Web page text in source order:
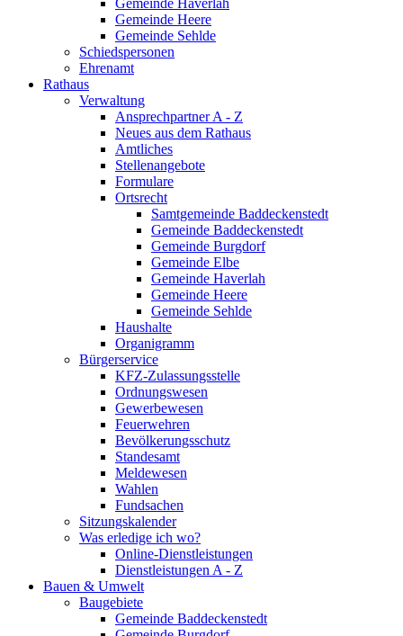
Gemeinde Heere
Gemeinde Sehlde
Schiedspersonen
Ehrenamt
Rathaus
Verwaltung
Ansprechpartner A - Z
Neues aus dem Rathaus
Amtliches
Stellenangebote
Formulare
Ortsrecht
Samtgemeinde Baddeckenstedt
Gemeinde Baddeckenstedt
Gemeinde Burgdorf
Gemeinde Elbe
Gemeinde Haverlah
Gemeinde Heere
Gemeinde Sehlde
Haushalte
Organigramm
Bürgerservice
KFZ-Zulassungsstelle
Ordnungswesen
Gewerbewesen
Feuerwehren
Bevölkerungsschutz
Standesamt
Meldewesen
Wahlen
Fundsachen
Sitzungskalender
Was erledige ich wo?
Online-Dienstleistungen
Dienstleistungen A - Z
Bauen & Umwelt
Baugebiete
Gemeinde Baddeckenstedt